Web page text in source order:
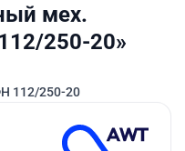
мех.
250-20»
112/250-20